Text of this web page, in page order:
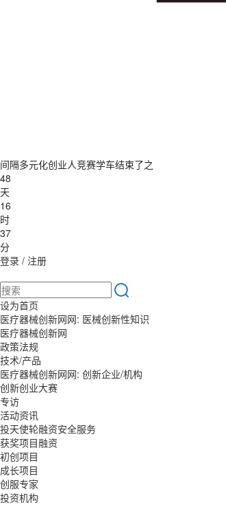
间隔多元化创业人竞赛学车结束了之
48
天
16
时
37
分
登录 / 注册
设为首页
医疗器械创新网网: 医械创新性知识
医疗器械创新网
政策法规
技术/产品
医疗器械创新网网: 创新企业/机构
创新创业大赛
专访
活动资讯
投天使轮融资安全服务
获奖项目融资
初创项目
成长项目
创服专家
投资机构